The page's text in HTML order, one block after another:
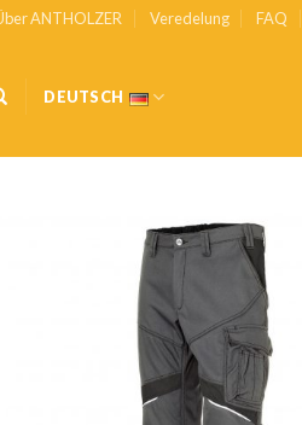
ANTHOLZER Veredelung FAQ
DEUTSCH